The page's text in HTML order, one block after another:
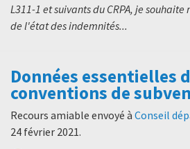
L311-1 et suivants du CRPA, je
de l'état des indemnités...
Données essentielles
conventions de
Recours amiable envoyé à Conseil
24 février 2021.